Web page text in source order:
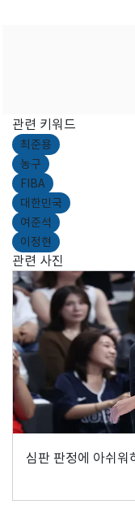
관련 키워드
최준용
농구
FIBA
대한민국
여준석
이정현
관련 사진
심판 판정에 아쉬워